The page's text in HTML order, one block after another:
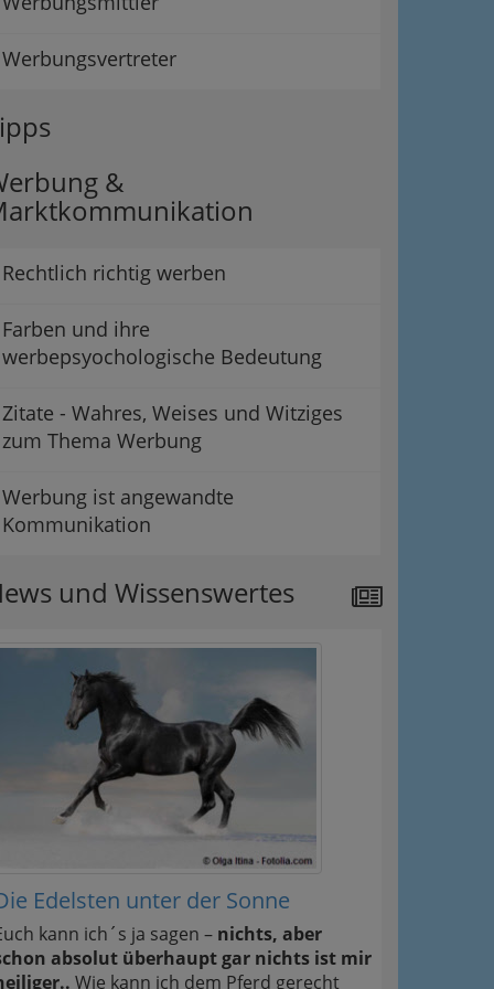
Werbungsvertreter
&
Rechtlich richtig werben
Farben und ihre
werbepsyochologische Bedeutung
Zitate - Wahres, Weises und Witziges
zum Thema Werbung
Werbung ist angewandte
Kommunikation
und Wissenswertes
Edelsten unter der Sonne
kann ich´s ja sagen – nichts, aber
absolut überhaupt gar nichts ist mir
Wie kann ich dem Pferd gerecht